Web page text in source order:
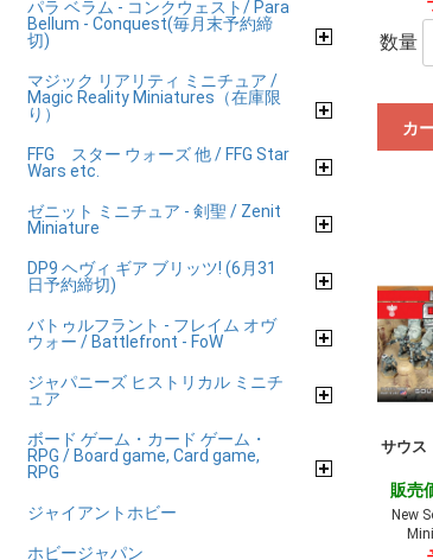
パラ ベラム - コンクウェスト/ Para
Bellum - Conquest(毎月末予約締
切)
マジック リアリティ ミニチュア /
Magic Reality Miniatures（在庫限
り）
FFG スター ウォーズ 他 / FFG Star
Wars etc.
ゼニット ミニチュア - 剣聖 / Zenit
Miniature
DP9 ヘヴィ ギア ブリッツ! (6月31
日予約締切)
バトゥルフラント - フレイム オヴ
ウォー / Battlefront - FoW
ジャパニーズ ヒストリカル ミニチ
ュア
ボード ゲーム・カード ゲーム・
RPG / Board game, Card game,
RPG
ジャイアントホビー
ホビージャパン
数量
カ
サウス
販売
New